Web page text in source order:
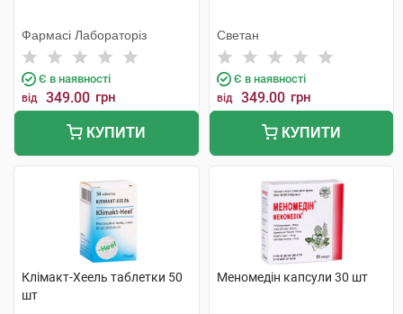
Фармасі Лабораторіз
Є в наявності
від 349.00 грн
КУПИТИ
Светан
Є в наявності
від 349.00 грн
КУПИТИ
Клімакт-Хеель таблетки 50
шт
Меномедін капсули 30 шт